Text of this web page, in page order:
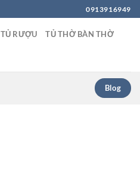
0913916949
TỦ RƯỢU TỦ THỜ BÀN THỜ
Blog